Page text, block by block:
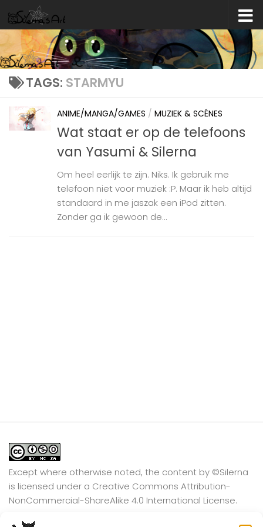
Skip to content
TAGS: STARMYU
ANIME/MANGA/GAMES / MUZIEK & SCÉNES
Wat staat er op de telefoons
van Yasumi & Silerna
Om heel eerlijk te zijn. Niks. Ik gebruik me
telefoon niet voor muziek :P. Maar ik heb altijd
standaard in me jaszak een iPod zitten.
Zonder ga ik gewoon de...
Except where otherwise noted, the content by ©Silerna
is licensed under a Creative Commons Attribution-
NonCommercial-ShareAlike 4.0 International License.